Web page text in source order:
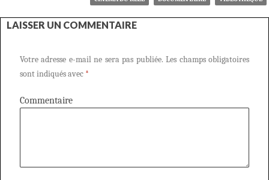
LAISSER UN COMMENTAIRE
Votre adresse e-mail ne sera pas publiée. Les champs obligatoires
sont indiqués avec *
Commentaire